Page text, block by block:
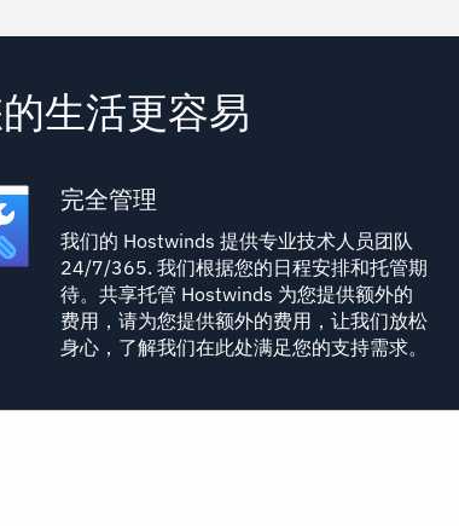
生活更容易
完全管理
我们的 Hostwinds 提供专业技术人员团队
24/7/365. 我们根据您的日程安排和托管期
待。共享托管 Hostwinds 为您提供额外的
费用，请为您提供额外的费用，让我们放松
身心，了解我们在此处满足您的支持需求。